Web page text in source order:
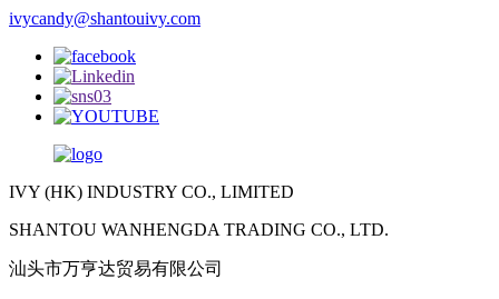
ivycandy@shantouivy.com
IVY (HK) INDUSTRY CO., LIMITED
SHANTOU WANHENGDA TRADING CO., LTD.
汕头市万亨达贸易有限公司